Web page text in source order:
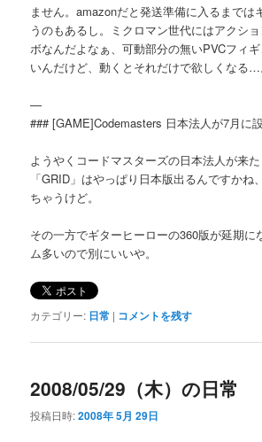
ません。amazonだと発送準備に入るまでは
うのもあるし。ミクロマン世代にはアクシ
ボなんだよなぁ、可動部分の無いPVCフィ
いんだけど、動くとそれだけで欲しくなる…
—
### [GAME]Codemasters 日本法人が7月に
ようやくコードマスターズの日本法人が来
「GRID」はやっぱり日本版出るんですかね
ちゃうけど。
その一方でギターヒーローの360版が延期に
ム多いので別にいいや。
カテゴリー: 日常 | コメントを残す
2008/05/29（木）の日常
投稿日時:2008年 5月 29日